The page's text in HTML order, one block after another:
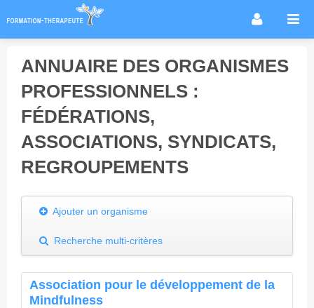
Infos métier
Thérapies / méthodes
Conseils formation
ANNUAIRE DES ORGANISMES
PROFESSIONNELS :
FÉDÉRATIONS,
ASSOCIATIONS, SYNDICATS,
REGROUPEMENTS
Ajouter un organisme
Recherche multi-critères
Association pour le développement de la
Mindfulness